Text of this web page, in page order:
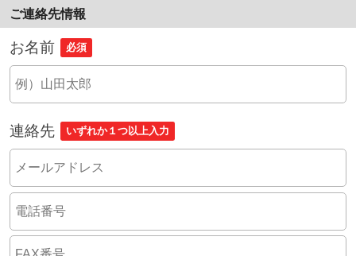
ご連絡先情報
お名前 必須
連絡先 いずれか１つ以上入力